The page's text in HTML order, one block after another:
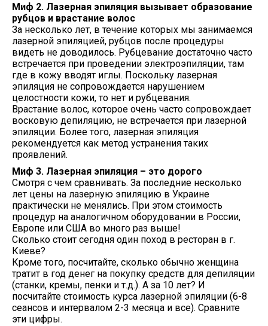
Миф 2. Лазерная эпиляция вызывает образование
рубцов и врастание волос
За несколько лет, в течение которых мы занимаемся
лазерной эпиляцией, рубцов после процедуры
видеть не доводилось. Рубцевание достаточно часто
встречается при проведении электроэпиляции, там
где в кожу вводят иглы. Поскольку лазерная
эпиляция не сопровождается нарушением
целостности кожи, то нет и рубцевания.
Врастание волос, которое очень часто сопровождает
восковую депиляцию, не встречается при лазерной
эпиляции. Более того, лазерная эпиляция
рекомендуется как метод устранения таких
проявлений.
Миф 3. Лазерная эпиляция – это дорого
Смотря с чем сравнивать. За последние несколько
лет цены на лазерную эпиляцию в Украине
практически не менялись. При этом стоимость
процедур на аналогичном оборудовании в России,
Европе или США во много раз выше!
Сколько стоит сегодня один поход в ресторан в г.
Киеве?
Кроме того, посчитайте, сколько обычно женщина
тратит в год денег на покупку средств для депиляции
(станки, кремы, пенки и т.д.). А за 10 лет? И
посчитайте стоимость курса лазерной эпиляции (6-8
сеансов и интервалом 2-3 месяца и все). Сравните
эти цифры.